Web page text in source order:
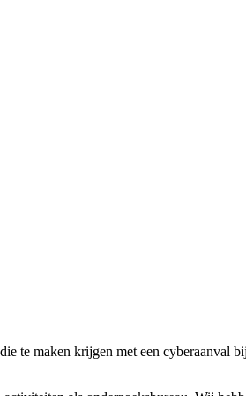
te maken krijgen met een cyberaanval